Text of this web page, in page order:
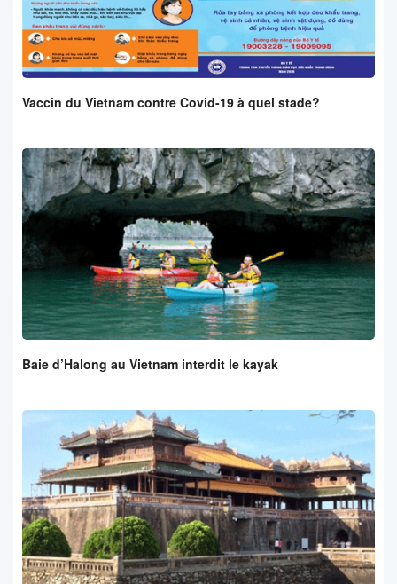
Vaccin du Vietnam contre Covid-19 à quel stade?
Baie d’Halong au Vietnam interdit le kayak